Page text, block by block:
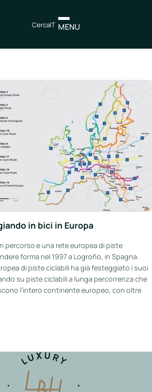
MENU
CercaIT
in bici in Europa
percorso e una rete europea di piste
forma nel 1997 a Logroño, in Spagna.
di piste ciclabili ha già festeggiato i suoi
su piste ciclabili a lunga percorrenza che
l’intero continente europeo, con oltre